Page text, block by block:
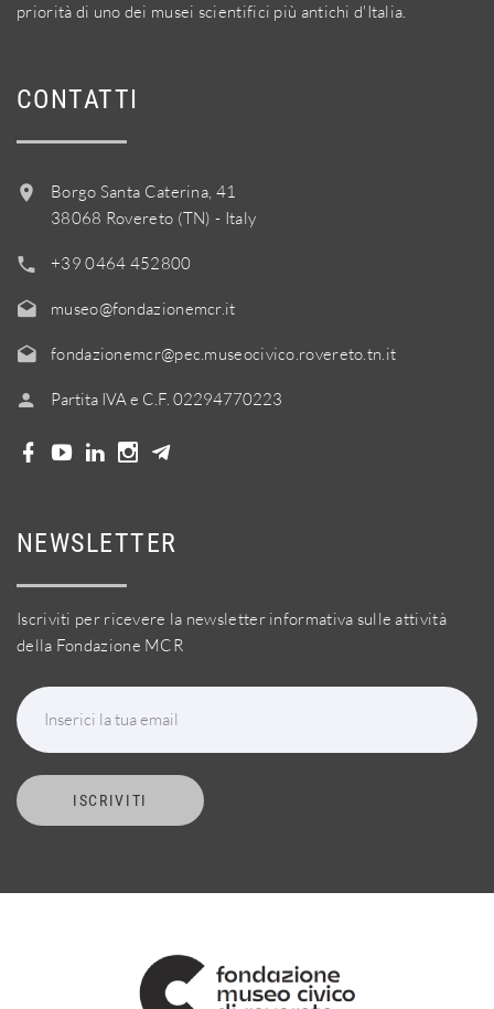
priorità di uno dei musei scientifici più antichi d'Italia.
CONTATTI
Borgo Santa Caterina, 41
38068 Rovereto (TN) - Italy
+39 0464 452800
museo@fondazionemcr.it
fondazionemcr@pec.museocivico.rovereto.tn.it
Partita IVA e C.F. 02294770223
NEWSLETTER
Iscriviti per ricevere la newsletter informativa sulle attività
della Fondazione MCR
Inserici la tua email
ISCRIVITI